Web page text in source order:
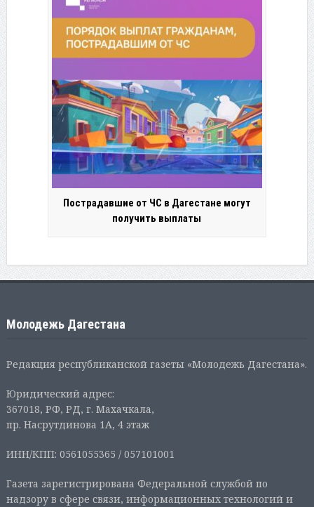
Пострадавшие от ЧС в Дагестане могут
получить выплаты
Молодежь Дагестана
Редакция республиканской газеты «Молодежь Дагестана».
Юридический адрес:
367018, РФ, РД, г. Махачкала,
пр. Насрутдинова 1А, 4 этаж
ИНН/КПП: 0561055365 / 057101001
Газета зарегистрирована Федеральной службой по
надзору в сфере связи, информационных технологий и